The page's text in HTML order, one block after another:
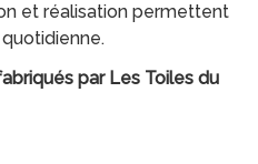
et réalisation permettent
par Les Toiles du